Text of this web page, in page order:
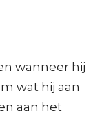
wanneer hij
wat hij aan
aan het